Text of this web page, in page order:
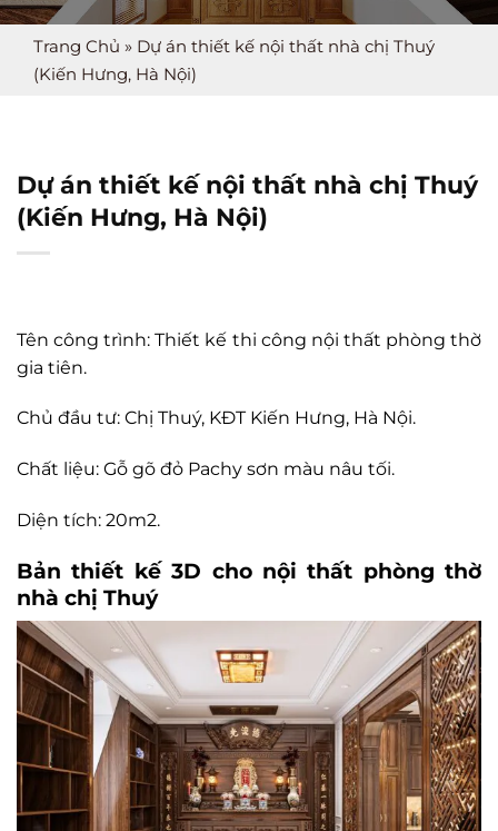
Trang Chủ » Dự án thiết kế nội thất nhà chị Thuý
(Kiến Hưng, Hà Nội)
Dự án thiết kế nội thất nhà chị Thuý
(Kiến Hưng, Hà Nội)
Tên công trình: Thiết kế thi công nội thất phòng thờ
gia tiên.
Chủ đầu tư: Chị Thuý, KĐT Kiến Hưng, Hà Nội.
Chất liệu: Gỗ gõ đỏ Pachy sơn màu nâu tối.
Diện tích: 20m2.
Bản thiết kế 3D cho nội thất phòng thờ
nhà chị Thuý